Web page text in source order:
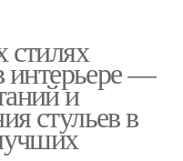
стилях
интерьере —
и
стульев в